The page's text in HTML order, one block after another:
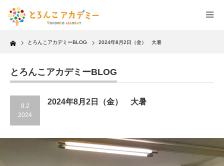
Home とろんこアカデミーBLOG 2024年8月2日（金） 大暑
とろんこアカデミーBLOG
8.2
2024
2024年8月2日（金） 大暑